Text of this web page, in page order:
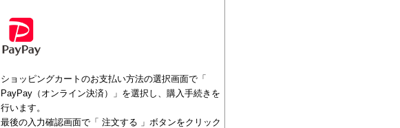
ショッピングカートのお支払い方法の選択画面で「
PayPay（オンライン決済）」を選択し、購入手続きを
行います。
最後の入力確認画面で「 注文する 」ボタンをクリック